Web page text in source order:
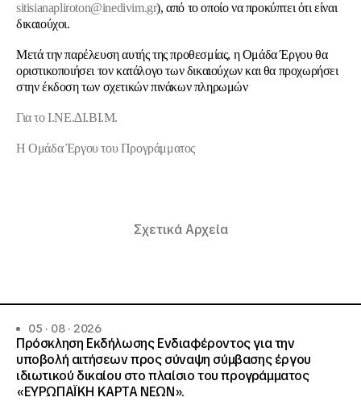
sitisianapliroton@inedivim.gr), από το οποίο να προκύπτει ότι είναι
δικαιούχοι.
Μετά την παρέλευση αυτής της προθεσμίας, η Ομάδα Έργου θα
οριστικοποιήσει τον κατάλογο των δικαιούχων και θα προχωρήσει
στην έκδοση των σχετικών πινάκων πληρωμών
Για το Ι.ΝΕ.ΔΙ.ΒΙ.Μ.
Η Ομάδα Έργου του Προγράμματος
Σχετικά Αρχεία
05 · 08 · 2026
Πρόσκληση Εκδήλωσης Ενδιαφέροντος για την
υποβολή αιτήσεων προς σύναψη σύμβασης έργου
ιδιωτικού δικαίου στο πλαίσιο του προγράμματος
«ΕΥΡΩΠΑΪΚΗ ΚΑΡΤΑ ΝΕΩΝ».